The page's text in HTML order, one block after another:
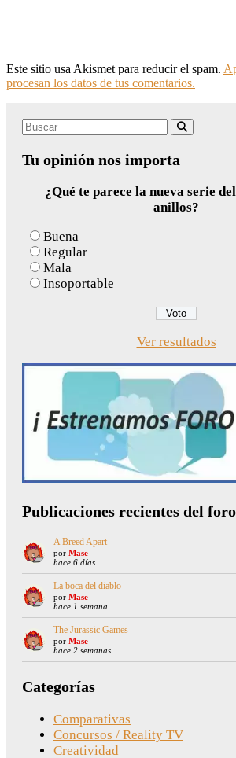
Este sitio usa Akismet para reducir el spam.
procesan los datos de tus comentarios.
Search
Tu opinión nos importa
¿Qué te parece la nueva serie
anillos?
Buena
Regular
Mala
Insoportable
Ver resultados
Publicaciones recientes del foro
A Breed Apart
por Mase
hace 6 días
La boca del diablo
por Mase
hace 1 semana
The Jurassic Games
por Mase
hace 2 semanas
Categorías
Comparativas
Concursos / Reality TV
Creatividad